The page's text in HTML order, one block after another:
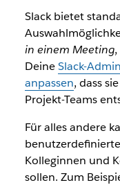
Slack bietet
in einem Meeting
DeineSlack-
anpassen, dass
Projekt-Teams
Für alles andere
Kolleginnen und
sollen. Zum